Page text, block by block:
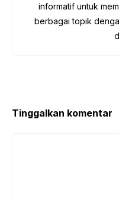
informatif untuk
berbagai topik
Tinggalkan komentar